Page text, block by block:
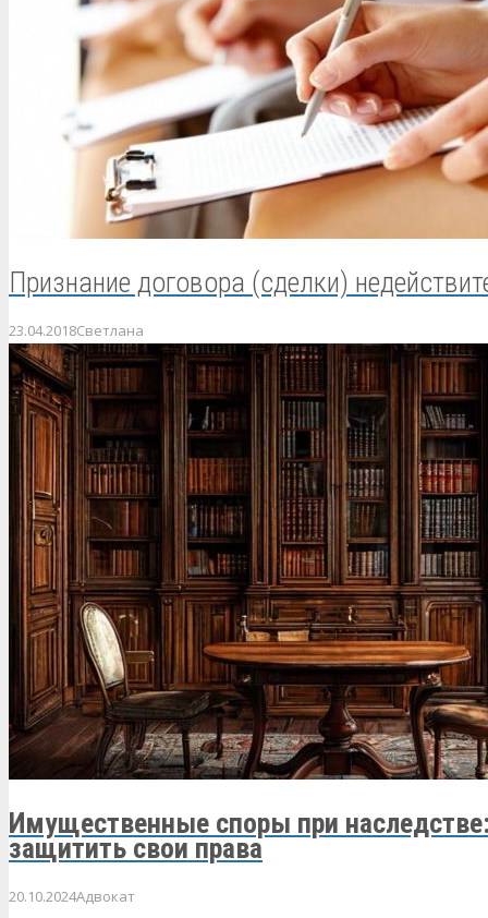
Признание договора (сделки)
23.04.2018Светлана
Имущественные споры при
защитить свои права
20.10.2024Адвокат